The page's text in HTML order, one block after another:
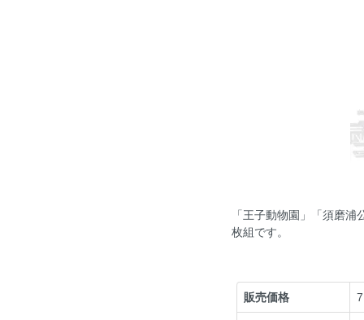
「王子動物園」「須磨
枚組です。
販売価格